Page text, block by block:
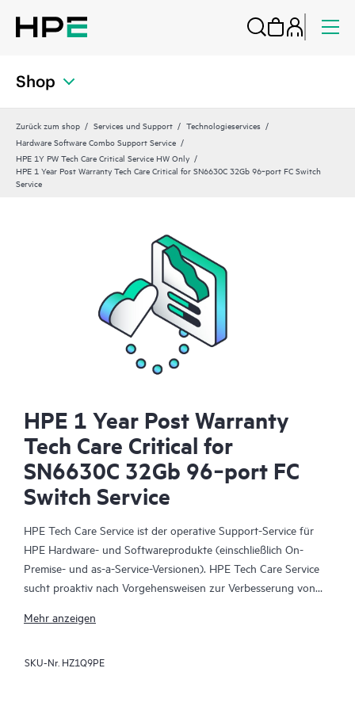
Shop
Zurück zum shop Services und Support
Technologieservices
Hardware Software Combo Support Service
HPE 1Y PW Tech Care Critical Service HW Only
HPE 1 Year Post Warranty Tech Care Critical for SN6630C 32Gb 96‑port FC Switch
Service
HPE 1 Year Post Warranty
Tech Care Critical for
SN6630C 32Gb 96‑port FC
Switch Service
HPE Tech Care Service ist der operative Support-Service für
HPE Hardware- und Softwareprodukte (einschließlich On-
Premise- und as-a-Service-Versionen). HPE Tech Care Service
sucht proaktiv nach Vorgehensweisen zur Verbesserung von
Teams dadurch, das Unternehmen voranzubringen.
HPE Tech Care Service ermöglicht darüber hinaus direkten
Mehr anzeigen
SKU-Nr. HZ1Q9PE